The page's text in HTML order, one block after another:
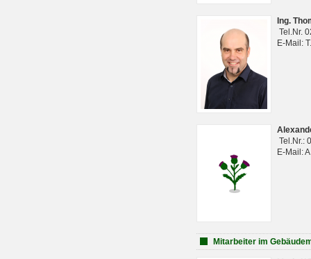
Ing.
Tel.Nr.
E-Mail:
Tel.Nr.:
E-Mail:
Mitarbeiter im